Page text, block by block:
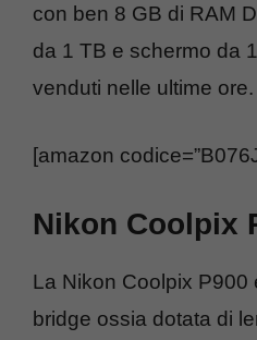
con ben 8 GB di RAM
da 1 TB e schermo da
venduti nelle ultime ore.
[amazon
Nikon Coolpix
La Nikon Coolpix P900
bridge ossia dotata di